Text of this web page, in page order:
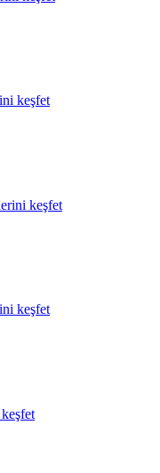
keşfet
keşfet
keşfet